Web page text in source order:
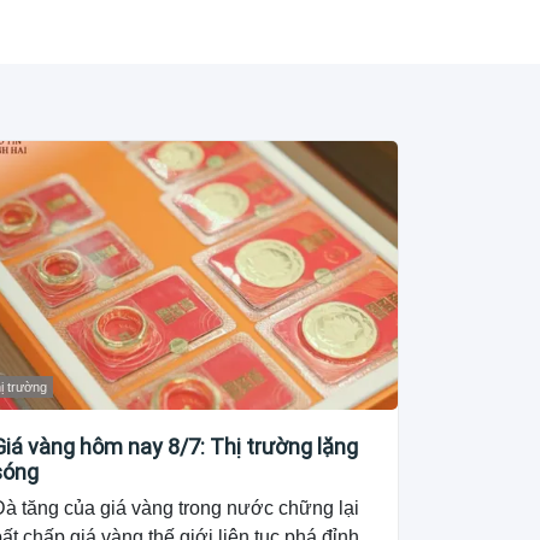
trường
vàng hôm nay 8/7: Thị trường lặng
tăng của giá vàng trong nước chững lại